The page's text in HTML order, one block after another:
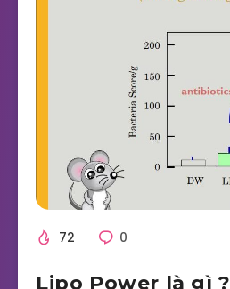
72 0
Lipo Power là gì ?